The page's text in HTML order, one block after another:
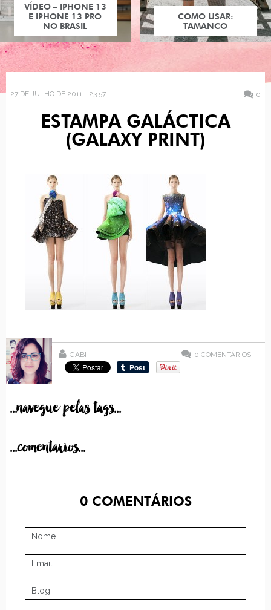
VÍDEO – IPHONE 13
E IPHONE 13 PRO
NO BRASIL
COMO USAR:
TAMANCO
27 DE JULHO DE 2011 - 23:57 0
ESTAMPA GALÁCTICA
(GALAXY PRINT)
GABI 0 COMENTÁRIOS
...navegue pelas tags...
...comentarios...
0COMENTÁRIOS